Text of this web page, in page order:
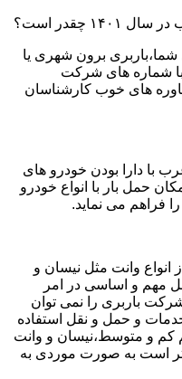
چقدر است؟
برون شهری یا
شماره های شرکت
از مشاوره های خوب کارشناسان
با دارا بودن خودرو های
حمل بار با انواع خودرو
فراهم می نماید.
وانت مثل نیسان و
مهم و اساسی در امر
باربری را نمی توان
و حمل و نقل استفاده
کم و متوسط،نیسان و وانت
است به صورت موردی به